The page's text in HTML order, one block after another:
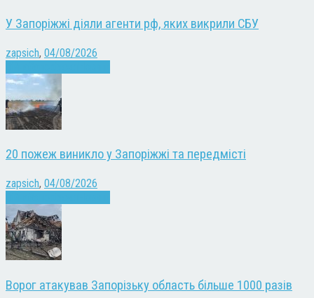
У Запоріжжі діяли агенти рф, яких викрили СБУ
zapsich, 04/08/2026
20 пожеж виникло у Запоріжжі та передмісті
zapsich, 04/08/2026
Ворог атакував Запорізьку область більше 1000 разів